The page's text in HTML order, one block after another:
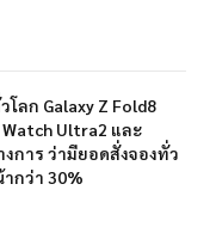
ลก Galaxy Z Fold8
Ultra2 และ
การ ว่ามียอดสั่งจองทั่ว
กว่า 30%